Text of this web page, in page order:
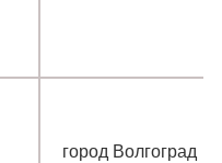
город Волгоград